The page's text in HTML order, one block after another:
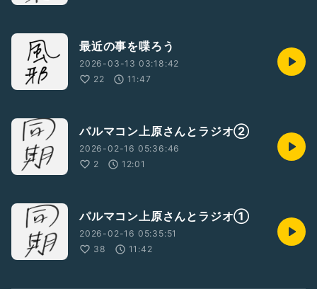
最近の事を喋ろう
2026-03-13 03:18:42
22
11:47
パルマコン上原さんとラジオ②
2026-02-16 05:36:46
2
12:01
パルマコン上原さんとラジオ①
2026-02-16 05:35:51
38
11:42